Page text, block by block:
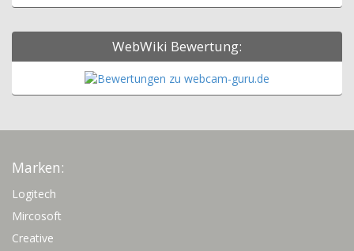
WebWiki Bewertung:
Marken:
Logitech
Mircosoft
Creative